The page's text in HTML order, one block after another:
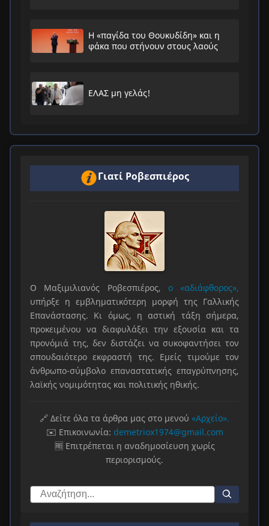
Η «παγίδα του Θουκυδίδη» και η
φάκα που στήνουν στους λαούς
ΕΛΑΣ μη γελάς!
Γιατί Ροβεσπιέρος
Ο Μαξιμιλιανός Ροβεσπιέρος, ο «αδιάφθορος»,
υπήρξε η εμβληματικότερη μορφή της Γαλλικής
Επανάστασης. Κι όμως, η αστική τάξη σήμερα,
προκειμένου να διαφυλάξει την εξουσία και τα
προνόμιά της, δεν διστάζει να συκοφαντήσει τον
σπουδαιότερο εκφραστή της. Εμείς τιμούμε τον
άνθρωπο-σύμβολο επαναστατικής επαγρύπνησης,
λαϊκής νομιμότητας και πολιτικής ηθικής.
🔗 Δείτε όλα τα άρθρα μας στο μενού «Αρχείο».
✉️ Επικοινωνία: demetriox1974@gmail.com
🆓 Επιτρέπεται η αναδημοσίευση χωρίς
περιορισμούς.